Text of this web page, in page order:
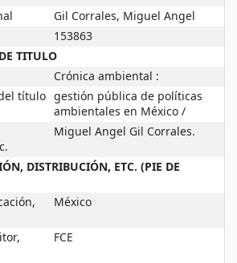
Gil Corrales, Miguel Angel
153863
TITULO
Crónica ambiental :
título gestión pública de políticas
ambientales en México /
Miguel Angel Gil Corrales.
DISTRIBUCIÓN, ETC. (PIE DE
México
FCE